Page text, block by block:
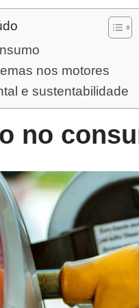
nos motores
e sustentabilidade
no